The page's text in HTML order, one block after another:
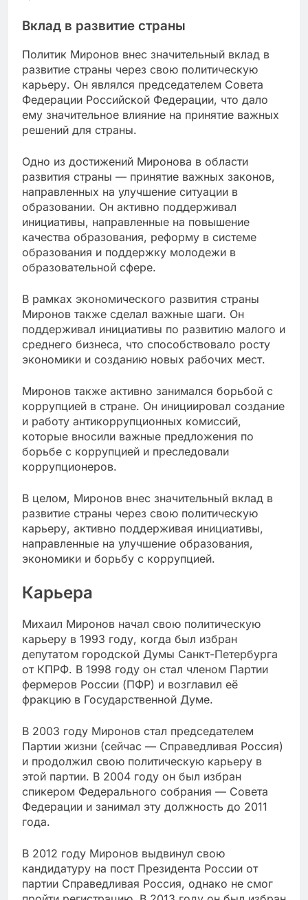
Вклад в развитие страны
Политик Миронов внес значительный вклад в
развитие страны через свою политическую
карьеру. Он являлся председателем Совета
Федерации Российской Федерации, что дало
ему значительное влияние на принятие важных
решений для страны.
Одно из достижений Миронова в области
развития страны — принятие важных законов,
направленных на улучшение ситуации в
образовании. Он активно поддерживал
инициативы, направленные на повышение
качества образования, реформу в системе
образования и поддержку молодежи в
образовательной сфере.
В рамках экономического развития страны
Миронов также сделал важные шаги. Он
поддерживал инициативы по развитию малого и
среднего бизнеса, что способствовало росту
экономики и созданию новых рабочих мест.
Миронов также активно занимался борьбой с
коррупцией в стране. Он инициировал создание
и работу антикоррупционных комиссий,
которые вносили важные предложения по
борьбе с коррупцией и преследовали
коррупционеров.
В целом, Миронов внес значительный вклад в
развитие страны через свою политическую
карьеру, активно поддерживая инициативы,
направленные на улучшение образования,
экономики и борьбу с коррупцией.
Карьера
Михаил Миронов начал свою политическую
карьеру в 1993 году, когда был избран
депутатом городской Думы Санкт-Петербурга
от КПРФ. В 1998 году он стал членом Партии
фермеров России (ПФР) и возглавил её
фракцию в Государственной Думе.
В 2003 году Миронов стал председателем
Партии жизни (сейчас — Справедливая Россия)
и продолжил свою политическую карьеру в
этой партии. В 2004 году он был избран
спикером Федерального собрания — Совета
Федерации и занимал эту должность до 2011
года.
В 2012 году Миронов выдвинул свою
кандидатуру на пост Президента России от
партии Справедливая Россия, однако не смог